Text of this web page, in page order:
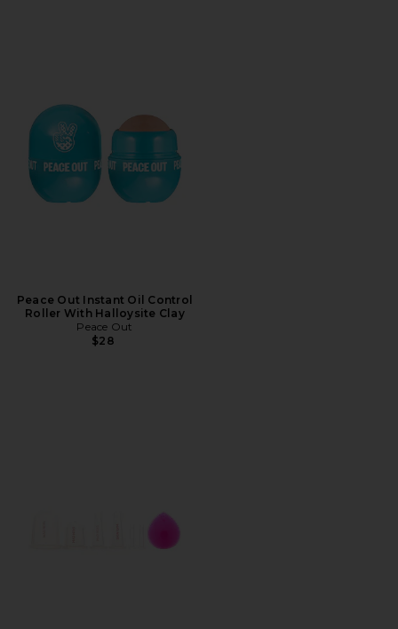
Peace Out Instant Oil Control
Roller With Halloysite Clay
Peace Out
$28